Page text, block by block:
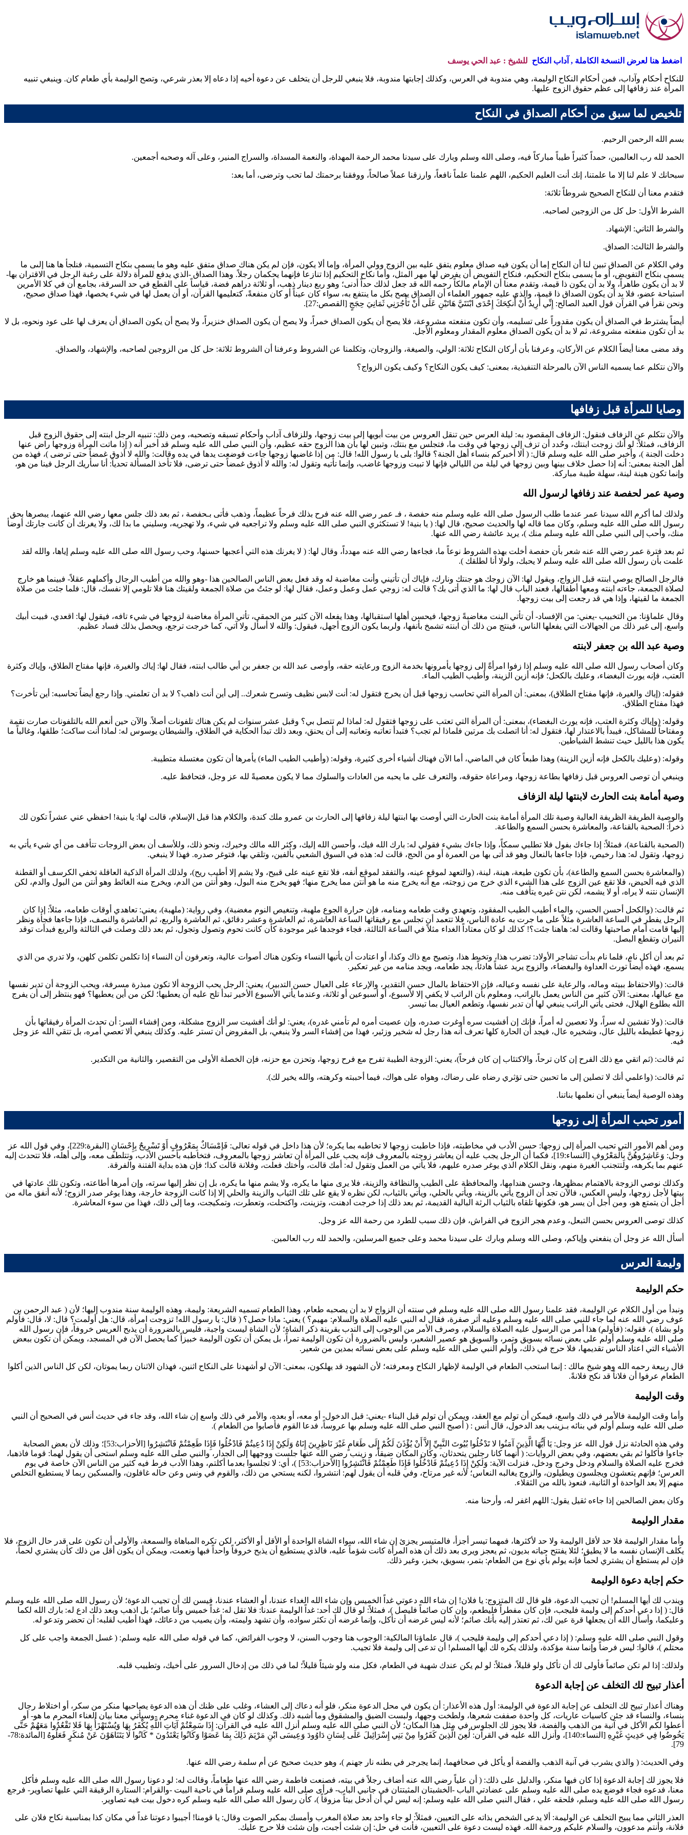
اضغط هنا لعرض النسخة الكاملة , آداب النكاح للشيخ : عبد الحي يوسف
للنكاح أحكام وآداب، فمن أحكام النكاح الوليمة، وهي مندوبة في العرس، وكذلك إجابتها مندوبة، فلا ينبغي للرجل أن يتخلف عن دعوة أخيه إذا دعاه إلا بعذر شرعي، وتصح الوليمة بأي طعام كان. وينبغي تنبيه
المرأة عند زفافها إلى عظم حقوق الزوج عليها.
تلخيص لما سبق من أحكام الصداق في النكاح
بسم الله الرحمن الرحيم.
الحمد لله رب العالمين، حمداً كثيراً طيباً مباركاً فيه، وصلى الله وسلم وبارك على سيدنا محمد الرحمة المهداة، والنعمة المسداة، والسراج المنير، وعلى آله وصحبه أجمعين.
سبحانك لا علم لنا إلا ما علمتنا، إنك أنت العليم الحكيم، اللهم علمنا علماً نافعاً، وارزقنا عملاً صالحاً، ووفقنا برحمتك لما تحب وترضى، أما بعد:
فتقدم معنا أن للنكاح الصحيح شروطاً ثلاثة:
الشرط الأول: حل كل من الزوجين لصاحبه.
والشرط الثاني: الإشهاد.
والشرط الثالث: الصداق.
وفي الكلام عن الصداق تبين لنا أن النكاح إما أن يكون فيه صداق معلوم يتفق عليه بين الزوج وولي المرأة، وإما ألا يكون، فإن لم يكن هناك صداق متفق عليه وهو ما يسمى بنكاح التسمية، فنلجأ ها هنا إلىى ما
يسمى بنكاح التفويض، أو ما يسمى بنكاح التحكيم، فنكاح التفويض أن يفرض لها مهر المثل، وأما نكاح التحكيم إذا تنازعا فإنهما يحكمان رجلاً. وهذا الصداق -الذي يدفع للمرأة دلالة على رغبة الرجل في الاقتران بها-
لا بد أن يكون طاهراً، ولا بد أن يكون ذا قيمة، وتقدم معنا أن الإمام مالكاً رحمه الله قد جعل لذلك حداً أدنى؛ وهو ربع دينار ذهب، أو ثلاثة دراهم فضة، قياساً على القطع في حد السرقة، بجامع أن في كلا الأمرين
استباحة عضو، فلا بد أن يكون الصداق ذا قيمة، والذي عليه جمهور العلماء أن الصداق يصح بكل ما ينتفع به، سواء كان عيناً أو كان منفعةً، كتعليمها القرآن، أو أن يعمل لها في شيء يخصها، فهذا صداق صحيح،
ونحن نقرأ في القرآن قول العبد الصالح: إِنِّي أُرِيدُ أَنْ أُنكِحَكَ إِحْدَى ابْنَتَيَّ هَاتَيْنِ عَلَى أَنْ تَأْجُرَنِي ثَمَانِيَ حِجَجٍ [القصص:27].
أيضاً يشترط في الصداق أن يكون مقدوراً على تسليمه، وأن تكون منفعته مشروعة، فلا يصح أن يكون الصداق خمراً، ولا يصح أن يكون الصداق خنزيراً، ولا يصح أن يكون الصداق أن يعزف لها على عود ونحوه، بل لا
بد أن تكون منفعته مشروعة، ثم لا بد أن يكون الصداق معلوم المقدار ومعلوم الأجل.
وقد مضى معنا أيضاً الكلام عن الأركان، وعرفنا بأن أركان النكاح ثلاثة: الولي، والصيغة، والزوجان، وتكلمنا عن الشروط وعرفنا أن الشروط ثلاثة: حل كل من الزوجين لصاحبه، والإشهاد، والصداق.
والآن نتكلم عما يسميه الناس الآن بالمرحلة التنفيذية، بمعنى: كيف يكون النكاح؟ وكيف يكون الزواج؟
وصايا للمرأة قبل زفافها
والآن نتكلم عن الزفاف فنقول: الزفاف المقصود به: ليلة العرس حين تنقل العروس من بيت أبويها إلى بيت زوجها، وللزفاف آداب وأحكام تسبقه وتصحبه، ومن ذلك: تنبيه الرجل ابنته إلى حقوق الزوج قبل
الزفاف، فمثلاً: لو أنك زوجت ابنتك، وحُدد أن تزف إلى زوجها في وقت ما، فتجلس مع بنتك، وتبين لها بأن هذا الزوج حقه عظيم، وأن النبي صلى الله عليه وسلم قد أخبر أنه ( إذا ماتت المرأة وزوجها راض عنها
دخلت الجنة )، وأخبر صلى الله عليه وسلم قال: ( ألا أخبركم بنساء أهل الجنة؟ قالوا: بلى يا رسول الله! قال: من إذا غاضبها زوجها جاءت فوضعت يدها في يده وقالت: والله لا أذوق غمضاً حتى ترضى )، فهذه من
أهل الجنة بمعنى: أنه إذا حصل خلاف بينها وبين زوجها في ليلة من الليالي فإنها لا تبيت وزوجها غاضب، وإنما تأتيه وتقول له: والله لا أذوق غمضاً حتى ترضى، فلا تأخذ المسألة تحدياً: أنا سأريك الرجل فينا من هو،
وإنما تكون هينة لينة، سهلة طيبة مباركة.
وصية عمر لحفصة عند زفافها لرسول الله
ولذلك لما أكرم الله سيدنا عمر عندما طلب الرسول صلى الله عليه وسلم منه حفصة ، فـ عمر رضي الله عنه فرح بذلك فرحاً عظيماً، وذهب فأتى بـحفصة ، ثم بعد ذلك جلس معها رضي الله عنهما، يبصرها بحق
رسول الله صلى الله عليه وسلم، وكان مما قاله لها والحديث صحيح، قال لها: ( يا بنية! لا تستكثري النبي صلى الله عليه وسلم ولا تراجعيه في شيء، ولا تهجريه، وسليني ما بدا لك، ولا يغرنك أن كانت جارتك أوضأ
منك، وأحب إلى النبي صلى الله عليه وسلم منك )، يريد عائشة رضي الله عنها.
ثم بعد فترة عمر رضي الله عنه شعر بأن حفصة أخلت بهذه الشروط نوعاً ما، فجاءها رضي الله عنه مهدداً، وقال لها: ( لا يغرنك هذه التي أعجبها حسنها، وحب رسول الله صلى الله عليه وسلم إياها، والله لقد
علمت بأن رسول الله صلى الله عليه وسلم لا يحبك، ولولا أنا لطلقك ).
فالرجل الصالح يوصي ابنته قبل الزواج، ويقول لها: الآن زوجك هو جنتك ونارك، فإياك أن تأتيني وأنت مغاضبة له وقد فعل بعض الناس الصالحين هذا -وهو والله من أطيب الرجال وأكملهم عقلاً- فبينما هو خارج
لصلاة الجمعة، جاءته ابنته ومعها أطفالها، فعند الباب قال لها: ما الذي أتى بك؟ قالت له: زوجي عمل وعمل وعمل، فقال لها: لو جئتُ من صلاة الجمعة ولقيتك هنا فلا تلومي إلا نفسك، قال: فلما جئت من صلاة
الجمعة ما لقيتها، وإذا هي قد رجعت إلى بيت زوجها.
وقال علماؤنا: من التخبيب -يعني: من الإفساد- أن تأتي البنت مغاضبةً زوجها، فيحسن أهلها استقبالها، وهذا يفعله الآن كثير من الحمقى، تأتي المرأة مغاضبة لزوجها في شيء تافه، فيقول لها: اقعدي، فبيت أبيك
واسع، إلى غير ذلك من الجهالات التي يفعلها الناس، فينتج من ذلك أن ابنته تشمخ بأنفها، ولربما يكون الزوج أجهل، فيقول: والله لا أسأل ولا آتي، كما خرجت ترجع، ويحصل بذلك فساد عظيم.
وصية عبد الله بن جعفر لابنته
وكان أصحاب رسول الله صلى الله عليه وسلم إذا زفوا امرأةً إلى زوجها يأمرونها بخدمة الزوج ورعايته حقه، وأوصى عبد الله بن جعفر بن أبي طالب ابنته، فقال لها: إياك والغيرة، فإنها مفتاح الطلاق، وإياك وكثرة
العتب، فإنه يورث البغضاء، وعليك بالكحل؛ فإنه أزين الزينة، وأطيب الطيب الماء.
فقوله: (إياك والغيرة، فإنها مفتاح الطلاق)، بمعنى: أن المرأة التي تحاسب زوجها قبل أن يخرج فتقول له: أنت لابس نظيف وتسرح شعرك.. إلى أين أنت ذاهب؟ لا بد أن تعلمني. وإذا رجع أيضاً تحاسبه: أين تأخرت؟
فهذا مفتاح الطلاق.
وقوله: (وإياك وكثرة العتب، فإنه يورث البغضاء)، بمعنى: أن المرأة التي تعتب على زوجها فتقول له: لماذا لم تتصل بي؟ وقبل عشر سنوات لم يكن هناك تلفونات أصلاً. والآن حين أنعم الله بالتلفونات صارت نقمة
ومفتاحاً للمشاكل، فيبدأ بالاعتذار لها، فتقول له: أنا اتصلت بك مرتين فلماذا لم تجب؟ فتبدأ تعاتبه وتعاتبه إلى أن يحنق، وبعد ذلك تبدأ الحكاية في الطلاق، والشيطان يوسوس له: لماذا أنت ساكت؛ طلقها، وغالباً ما
يكون هذا بالليل حيث تنشط الشياطين.
وقوله: (وعليك بالكحل فإنه أزين الزينة) وهذا طبعاً كان في الماضي، أما الآن فهناك أشياء أخرى كثيرة، وقوله: (وأطيب الطيب الماء) يأمرها أن تكون مغتسلة متطيبة.
وينبغي أن توصى العروس قبل زفافها بطاعة زوجها، ومراعاة حقوقه، والتعرف على ما يحبه من العادات والسلوك مما لا يكون معصيةً لله عز وجل، فتحافظ عليه.
وصية أمامة بنت الحارث لابنتها ليلة الزفاف
والوصية الطريفة الظريفة العالية وصية تلك المرأة أمامة بنت الحارث التي أوصت بها ابنتها ليلة زفافها إلى الحارث بن عمرو ملك كندة، والكلام هذا قبل الإسلام، قالت لها: يا بنية! احفظي عني عشراً تكون لك
ذخراً: الصحبة بالقناعة، والمعاشرة بحسن السمع والطاعة.
(الصحبة بالقناعة)، فمثلاً: إذا جاءك بفول فلا تطلبي سمكاً، وإذا جاءك بشيء فقولي له: بارك الله فيك، وأحسن الله إليك، وكثر الله مالك وخيرك، ونحو ذلك، وللأسف أن بعض الزوجات تتأفف من أي شيء يأتي به
زوجها، وتقول له: هذا رخيص، فإذا جاءها بالنعال وهو قد أتى بها من العمرة أو من الحج، قالت له: هذه في السوق الشعبي بألفين، وتلقي بها، فتوغر صدره. فهذا لا ينبغي.
(والمعاشرة بحسن السمع والطاعة)، بأن تكون طيعة، هينة، لينة، (والتعهد لموقع عينه، والتفقد لموقع أنفه، فلا تقع عينه على قبيح، ولا يشم إلا أطيب ريح)، ولذلك المرأة الذكية العاقلة تخفي الكرسف أو القطنة
الذي فيه الحيض، فلا تقع عين الزوج على هذا الشيء الذي خرج من زوجته، مع أنه يخرج منه ما هو أنتن مما يخرج منها؛ فهو يخرج منه البول، وهو أنتن من الدم، ويخرج منه الغائط وهو أنتن من البول والدم، لكن
الإنسان نتنه لا يراه، أو لا يشمه، لكن نتن غيره يتأفف منه.
ثم قالت: (والكحل أحسن الحسن، والماء أطيب الطيب المفقود، وتعهدي وقت طعامه ومنامه، فإن حرارة الجوع ملهبة، وتنغيص النوم مغضبة)، وفي رواية: (ملهبة)، يعني: تعاهدي أوقات طعامه، مثلاً: إذا كان
الرجل يفطر في الساعة العاشرة مثلاً على ما جرت به عادة الناس، فلا تتعمد أن تجلس مع رفيقاتها الساعة العاشرة، ثم العاشرة وعشر دقائق، ثم العاشرة والربع، ثم العاشرة والنصف، فإذا جاءها فجأة ونظر
إليها قامت أمام صاحبتها وقالت له: هاهنا جئت؟! كذلك لو كان معتاداً الغداء مثلاً في الساعة الثالثة، فجاء فوجدها غير موجودة كأن كانت تحوم وتصول وتجول، ثم بعد ذلك وصلت في الثالثة والربع فبدأت توقد
النيران وتقطع البصل.
ثم بعد أن أكل نام، فلما نام بدأت تشاجر الأولاد: تضرب هذا، وتخبط هذا، وتصيح مع ذاك وكذا، أو اعتادت أن يأتيها النساء وتكون هناك أصوات عالية، وتعرفون أن النساء إذا تكلمن تكلمن كلهن، ولا تدري من الذي
يسمع، فهذه أيضاً تورث العداوة والبغضاء، والزوج يريد عشاً هادئاً، يجد طعامه، ويجد منامه من غير تعكير.
قالت: (والاحتفاظ ببيته وماله، والرعاية على نفسه وعياله، فإن الاحتفاظ بالمال حسن التقدير، والإرعاء على العيال حسن التدبير)، يعني: الرجل يحب الزوجة ألا تكون مبذرة مسرفة، ويحب الزوجة أن تدبر نفسها
مع عيالها، بمعنى: الآن كثير من الناس يعمل بالراتب، ومعلوم بأن الراتب لا يكفي إلا لأسبوع، أو أسبوعين أو ثلاثة، وعندما يأتي الأسبوع الأخير تبدأ تلح عليه أن يعطيها؛ لكن من أين يعطيها؟ فهو ينتظر إلى أن يفرج
الله بطلوع الهلال، فحتى يأتي الراتب ينبغي لها أن تدبر نفسها، وتطعم العيال بما تيسر.
قالت: (ولا تفشين له سراً، ولا تعصين له أمراً، فإنك إن أفشيت سره أوغرت صدره، وإن عصيت أمره لم تأمني غدره)، يعني: لو أنك أفشيت سر الزوج مشكلة، ومن إفشاء السر: أن تحدث المرأة رفيقاتها بأن
زوجها غطيطه بالليل عال، وشخيره عال، فيجد أن الحارة كلها تعرف أنه هذا رجل له شخير وزئير، فهذا من إفشاء السر ولا ينبغي، بل المفروض أن تستر عليه. وكذلك ينبغي ألا تعصي أمره، بل تتقي الله عز وجل
فيه.
ثم قالت: (ثم اتقي مع ذلك الفرح إن كان ترحاً، والاكتئاب إن كان فرحاً)، يعني: الزوجة الطيبة تفرح مع فرح زوجها، وتحزن مع حزنه، فإن الخصلة الأولى من التقصير، والثانية من التكدير.
ثم قالت: (واعلمي أنك لا تصلين إلى ما تحبين حتى تؤثري رضاه على رضاك، وهواه على هواك، فيما أحببته وكرهته، والله يخير لك).
وهذه الوصية أيضاً ينبغي أن نعلمها بناتنا.
أمور تحبب المرأة إلى زوجها
ومن أهم الأمور التي تحبب المرأة إلى زوجها: حسن الأدب في مخاطبته، فإذا خاطبت زوجها لا تخاطبه بما يكره؛ لأن هذا داخل في قوله تعالى: فَإمْسَاكٌ بِمَعْرُوفٍ أَوْ تَسْرِيحٌ بِإِحْسَانٍ
[البقرة:229]، وفي قول الله عز
وجل: وَعَاشِرُوهُنَّ بِالْمَعْرُوفِ
[النساء:19]، فكما أن الرجل يجب عليه أن يعاشر زوجته بالمعروف فإنه يجب على المرأة أن تعاشر زوجها بالمعروف، فتخاطبه بأحسن الأدب، وتتلطف معه، وإلى أهله، فلا تتحدث إليه
عنهم بما يكرهه، ولتتجنب الغيرة منهم، ونقل الكلام الذي يوغر صدره عليهم، فلا يأتي من العمل وتقول له: أمك قالت، وأختك فعلت، وفلانة قالت كذا؛ فإن هذه بداية الفتنة والفرقة.
وكذلك نوصي الزوجة بالاهتمام بمظهرها، وحسن هندامها، والمحافظة على الطيب والنظافة والزينة، فلا يرى منها ما يكره، ولا يشم منها ما يكره، بل إن نظر إليها سرته، وإن أمرها أطاعته، وتكون تلك عادتها في
بيتها لأجل زوجها، وليس العكس، فالآن تجد أن الزوج يأتي بالزينة، ويأتي بالحلي، ويأتي بالثياب، لكن نظره لا يقع على تلك الثياب والزينة والحلي إلا إذا كانت الزوجة خارجة، وهذا يوغر صدر الزوج؛ لأنه أنفق ماله من
أجل أن يتمتع هو، ومن أجل أن يسر هو، فكونها تلقاه بالثياب الرثة البالية القديمة، ثم بعد ذلك إذا خرجت ادهنت، وتزينت، واكتحلت، وتعطرت، وتمكيجت، وما إلى ذلك، فهذا من سوء المعاشرة.
كذلك توصى العروس بحسن التبعل، وعدم هجر الزوج في الفراش، فإن ذلك سبب للطرد من رحمة الله عز وجل.
أسأل الله عز وجل أن ينفعني وإياكم، وصلى الله وسلم وبارك على سيدنا محمد وعلى جميع المرسلين، والحمد لله رب العالمين.
وليمة العرس
حكم الوليمة
ونبدأ من أول الكلام عن الوليمة، فقد علمنا رسول الله صلى الله عليه وسلم في سنته أن الزواج لا بد أن يصحبه طعام، وهذا الطعام تسميه الشريعة: وليمة، وهذه الوليمة سنة مندوب إليها؛ لأن ( عبد الرحمن بن
عوف رضي الله عنه لما جاء للنبي صلى الله عليه وسلم وعليه أثر صفرة، فقال له النبي عليه الصلاة والسلام: مهيم؟ ) يعني: ماذا حصل؟ ( قال: يا رسول الله! تزوجت امرأة، قال: هل أولمت؟ قال: لا، قال: فأولم
ولو بشاة )، فقوله: (فأولم) هذا أمر من الرسول عليه الصلاة والسلام، وصرف الأمر من الوجوب إلى الندب بقرينة ذكر الشاة؛ لأن الشاة ليست واجبة، فليس بالضرورة أن يذبح العريس خروفاً، فإن رسول الله
صلى الله عليه وسلم أولم على بعض نسائه بسويق وتمر، والسويق هو عصير الشعير، وليس بالضرورة أن تكون الوليمة تمراً، بل يمكن أن تكون الوليمة خبيزاً كما يحصل الآن في المسجد، ويمكن أن تكون ببعض
الأشياء التي اعتاد الناس تقديمها، فلا حرج في ذلك، وأولم النبي صلى الله عليه وسلم على بعض نسائه بمدين من شعير.
قال ربيعة رحمه الله وهو شيخ مالك : إنما استحب الطعام في الوليمة لإظهار النكاح ومعرفته؛ لأن الشهود قد يهلكون، بمعنى: الآن لو أشهدنا على النكاح اثنين، فهذان الاثنان ربما يموتان، لكن كل الناس الذين أكلوا
الطعام عرفوا أن فلاناً قد نكح فلانةً.
وقت الوليمة
وأما وقت الوليمة فالأمر في ذلك واسع، فيمكن أن تولم مع العقد، ويمكن أن تولم قبل البناء -يعني: قبل الدخول- أو معه، أو بعده، والأمر في ذلك واسع إن شاء الله، وقد جاء في حديث أنس في الصحيح أن النبي
صلى الله عليه وسلم أولم في بنائه بـزينب بعد الدخول، قال أنس : ( أصبح النبي صلى الله عليه وسلم بها عروساً، فدعا القوم فأصابوا من الطعام ).
وفي هذه الحادثة نزل قول الله عز وجل:يَا أَيُّهَا الَّذِينَ آمَنُوا لا تَدْخُلُوا بُيُوتَ النَّبِيِّ إِلاَّ أَنْ يُؤْذَنَ لَكُمْ إِلَى طَعَامٍ غَيْرَ نَاظِرِينَ إِنَاهُ وَلَكِنْ إِذَا دُعِيتُمْ فَادْخُلُوا فَإِذَا طَعِمْتُمْ فَانْتَشِرُوا
[الأحزاب:53]؛ وذلك لأن بعض الصحابة
جاءوا فأكلوا ثم بقي بعضهم، وفي بعض الروايات: ( أنهما كانا رجلين يتحدثان، وكان المكان ضيقاً، و زينبرضي الله عنها جلست ووجهها إلى الجدار، والنبي صلى الله عليه وسلم استحى أن يقول لهما: قوما فاذهبا،
فخرج عليه الصلاة والسلام ودخل وخرج ودخل، فنزلت الآية: وَلَكِنْ إِذَا دُعِيتُمْ فَادْخُلُوا فَإِذَا طَعِمْتُمْ فَانْتَشِرُوا [الأحزاب:53]
)، أي: لا تجلسوا بعدما أكلتم، وهذا الأدب فرط فيه كثير من الناس الآن خاصة في يوم
العرس؛ فإنهم يتعشون ويجلسون ويطيلون، والزوج يغالبه النعاس؛ لأنه غير مرتاح، وفي قلبه أن يقول لهم: انتشروا، لكنه يستحي من ذلك، والقوم في ونس وعن حاله غافلون، والمسكين ربما لا يستطيع التخلص
منهم إلا بعد الواحدة أو الثانية، فنعوذ بالله من الثقلاء.
وكان بعض الصالحين إذا جاءه ثقيل يقول: اللهم اغفر له، وأرحنا منه.
مقدار الوليمة
وأما مقدار الوليمة فلا حد لأقل الوليمة ولا حد لأكثرها، فمهما تيسر أجزأ، فالمتيسر يجزئ إن شاء الله، سواء الشاة الواحدة أو الأقل أو الأكثر، لكن تكره المباهاة والسمعة، والأولى أن تكون على قدر حال الزوج، فلا
يكلف الإنسان نفسه ما لا يطيق؛ لئلا يفتتح حياته بديون، ثم يعجز ويرى بعد ذلك أن هذه المرأة كانت شؤماً عليه، فالذي يستطيع أن يذبح خروفاً واحداً فبها ونعمت، ويمكن أن يكون أقل من ذلك كأن يشتري لحماً،
فإن لم يستطع أن يشتري لحماً فإنه يولم بأي نوع من الطعام: بتمر، بسويق، بخبز، وغير ذلك.
حكم إجابة دعوة الوليمة
ويندب لك أيها المسلم! أن تجيب الدعوة، فلو قال لك المتزوج: يا فلان! إن شاء الله دعوتي غداً الخميس وإن شاء الله الغداء عندنا، أو العشاء عندنا، فيسن لك أن تجيب الدعوة؛ لأن رسول الله صلى الله عليه وسلم
قال: ( إذا دعي أحدكم إلى وليمة فليجب، فإن كان مفطراً فليطعم، وإن كان صائماً فليصل )، فمثلاً: لو قال لك أحد: غداً الوليمة عندنا: فلا تقل له: غداً خميس وأنا صائم؛ بل اذهب وبعد ذلك ادع له: بارك الله لكما
وعليكما، وأسأل الله أن يجعلها قرة عين لك، ثم تعتذر إليه بأنك صائم؛ لأنه ليس غرضه أن تأكل، وإنما غرضه أن تكثر سواده، وأن تشهد وليمته، وأن يصيب من دعائك، فهذا أطيب لقلبه: أن تحضر وتدعو له.
وقول النبي صلى الله عليه وسلم: ( إذا دعي أحدكم إلى وليمة فليجب )، قال علماؤنا المالكية: الوجوب هنا وجوب السنن، لا وجوب الفرائض، كما في قوله صلى الله عليه وسلم: ( غسل الجمعة واجب على كل
محتلم )، قالوا: ليس فرضاً وإنما سنة مؤكدة، ولذلك يكره لك أيها المسلم! أن تدعى إلى وليمة فلا تجيب.
ولذلك: إذا لم تكن صائماً فأولى لك أن تأكل ولو قليلاً، فمثلاً: لو لم يكن عندك شهية في الطعام، فكل منه ولو شيئاً قليلاً؛ لما في ذلك من إدخال السرور على أخيك، وتطييب قلبه.
أعذار تبيح لك التخلف عن إجابة الدعوة
وهناك أعذار تبيح لك التخلف عن إجابة الدعوة في الوليمة: أول هذه الأعذار: أن يكون في محل الدعوة منكر، فلو أنه دعاك إلى العشاء، وغلب على ظنك أن هذه الدعوة يصاحبها منكر من سكر، أو اختلاط رجال
بنساء، والنساء قد جئن كاسيات عاريات، كل واحدة صففت شعرها، ولطخت وجهها، ولبست الضيق والمشقوق وما أشبه ذلك. وكذلك لو كان في الدعوة غناء محرم -وسيأتي معنا بيان الغناء المحرم ما هو- أو
أعطوا لكم الأكل في آنية من الذهب والفضة، فلا يجوز لك الجلوس في مثل هذا المكان؛ لأن النبي صلى الله عليه وسلم أنزل الله عليه في القرآن: إِذَا سَمِعْتُمْ آيَاتِ اللَّهِ يُكْفَرُ بِهَا وَيُسْتَهْزَأُ بِهَا فَلا تَقْعُدُوا مَعَهُمْ حَتَّى
يَخُوضُوا فِي حَدِيثٍ غَيْرِهِ [النساء:140]، وأنزل الله عليه في القرآن: لُعِنَ الَّذِينَ كَفَرُوا مِنْ بَنِي إِسْرَائِيلَ عَلَى لِسَانِ دَاوُودَ وَعِيسَى ابْنِ مَرْيَمَ ذَلِكَ بِمَا عَصَوْا وَكَانُوا يَعْتَدُونَ * كَانُوا لا يَتَنَاهَوْنَ عَنْ مُنكَرٍ فَعَلُوهُ
[المائدة:78-
79].
وفي الحديث: ( والذي يشرب في آنية الذهب والفضة أو يأكل في صحافهما، إنما يجرجر في بطنه نار جهنم )، وهو حديث صحيح عن أم سلمة رضي الله عنها.
فلا يجوز لك إجابة الدعوة إذا كان فيها منكر، والدليل على ذلك: ( أن علياً رضي الله عنه أضاف رجلاً في بيته، فصنعت فاطمة رضي الله عنها طعاماً، وقالت له: لو دعونا رسول الله صلى الله عليه وسلم فأكل
معنا، فدعوه فجاء فوضع يده صلى الله عليه وسلم على عضادتي الباب -الخشبتان المثبتتان في جانبي الباب- فرأى صلى الله عليه وسلم قراماً في ناحية البيت -والقرام: الستارة الرقيقة التي عليها تصاوير- فرجع
رسول الله صلى الله عليه وسلم، فلحقه علي ، فقال النبي صلى الله عليه وسلم: إنه ليس لي أن أدخل بيتاً مزوقاً )، كأن رسول الله صلى الله عليه وسلم كره دخول بيت فيه تصاوير.
العذر الثاني مما يبيح التخلف عن الوليمة: ألا يدعى الشخص بذاته على التعيين، فمثلاً: لو جاء واحد بعد صلاة المغرب وأمسك بمكبر الصوت وقال: يا قومنا! أجيبوا دعوتنا غداً في مكان كذا بمناسبة نكاح فلان على
فلانة، وأنتم مدعوون، والسلام عليكم ورحمة الله. فهذه ليست دعوة على التعيين، فأنت في حل: إن شئت أجبت، وإن شئت فلا حرج عليك.